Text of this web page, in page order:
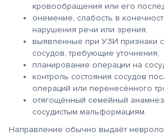
кровообращения или его
онемение, слабость в
нарушения речи или зрения;
выявленные при УЗИ признаки
сосудов, требующие уточнения;
планирование операции на
контроль состояния сосудов
операций или перенесённого
отягощённый семейный
сосудистым мальформациям.
Направление обычно выдаёт